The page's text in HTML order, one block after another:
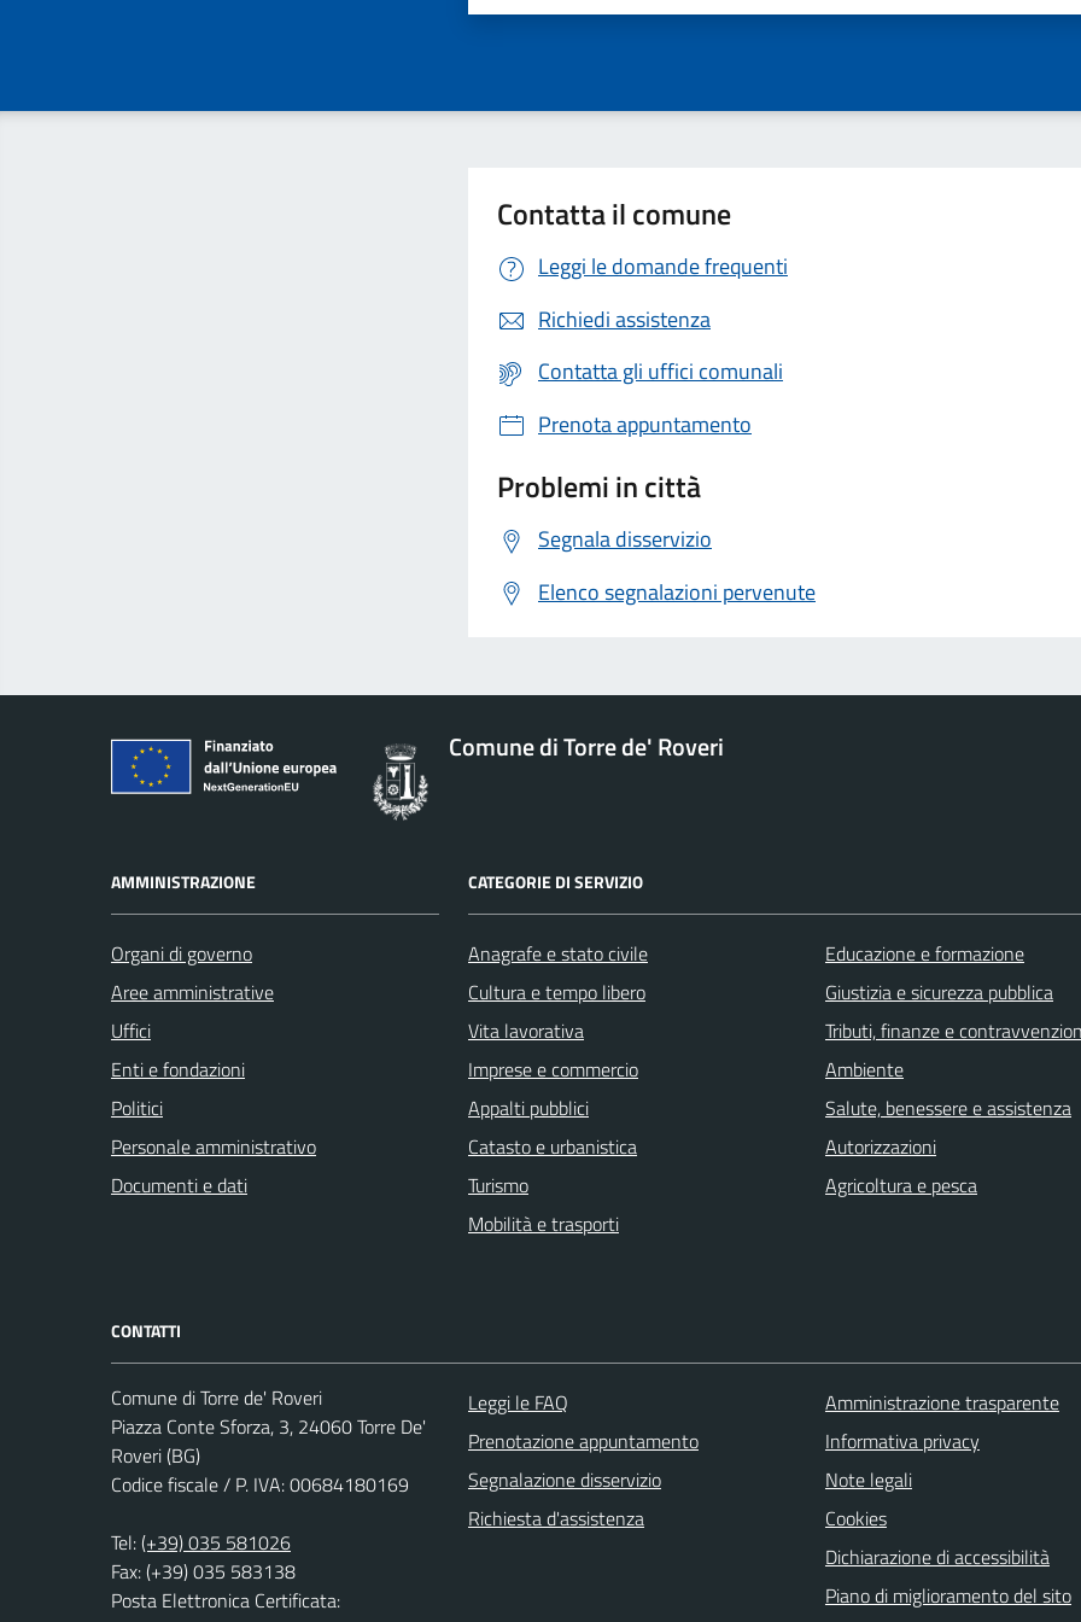
Contatta il comune
Leggi le domande frequenti
Richiedi assistenza
Contatta gli uffici comunali
Prenota appuntamento
Problemi in città
Segnala disservizio
Elenco segnalazioni pervenute
Comune di Torre de' Roveri
AMMINISTRAZIONE
Organi di governo
Aree amministrative
Uffici
Enti e fondazioni
Politici
Personale amministrativo
Documenti e dati
CATEGORIE DI SERVIZIO
Anagrafe e stato civile
Cultura e tempo libero
Vita lavorativa
Imprese e commercio
Appalti pubblici
Catasto e urbanistica
Turismo
Mobilità e trasporti
Educazione e formazione
Giustizia e sicurezza pubblica
Tributi, finanze e
Ambiente
Salute, benessere e assistenza
Autorizzazioni
Agricoltura e pesca
CONTATTI
Comune di Torre de' Roveri
Piazza Conte Sforza, 3, 24060 Torre De'
Roveri (BG)
Codice fiscale / P. IVA: 00684180169
Tel:(+39) 035 581026
Fax: (+39) 035 583138
Posta Elettronica Certificata:
Leggi le FAQ
Prenotazione appuntamento
Segnalazione disservizio
Richiesta d'assistenza
Amministrazione trasparente
Informativa privacy
Note legali
Cookies
Dichiarazione di accessibilità
Piano di miglioramento del sito